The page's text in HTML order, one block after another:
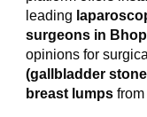
leading
surgeons in
opinions for
(gallbladder
breast lumps